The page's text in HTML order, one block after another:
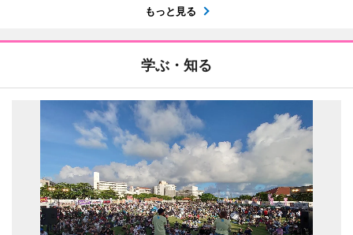
もっと見る
学ぶ・知る